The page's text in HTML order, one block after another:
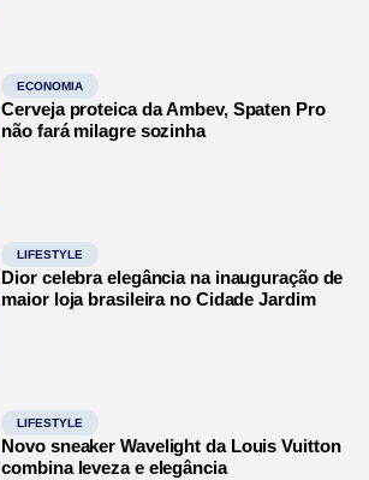
ECONOMIA
Cerveja proteica da Ambev, Spaten Pro
não fará milagre sozinha
LIFESTYLE
Dior celebra elegância na inauguração de
maior loja brasileira no Cidade Jardim
LIFESTYLE
Novo sneaker Wavelight da Louis Vuitton
combina leveza e elegância